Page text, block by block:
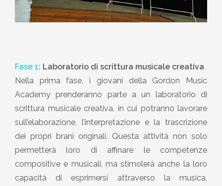
Fase 1: Laboratorio di scrittura musicale creativa
Nella prima fase, i giovani della Gordon Music
Academy prenderanno parte a un laboratorio di
scrittura musicale creativa, in cui potranno lavorare
sull’elaborazione, l’interpretazione e la trascrizione
dei propri brani originali. Questa attività non solo
permetterà loro di affinare le competenze
compositive e musicali, ma stimolerà anche la loro
capacità di esprimersi attraverso la musica,